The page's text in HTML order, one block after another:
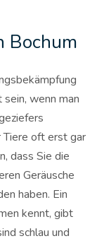
Bochum
wenn man
Tiere oft erst gar
dass Sie die
Geräusche
haben. Ein
kennt, gibt
schlau und